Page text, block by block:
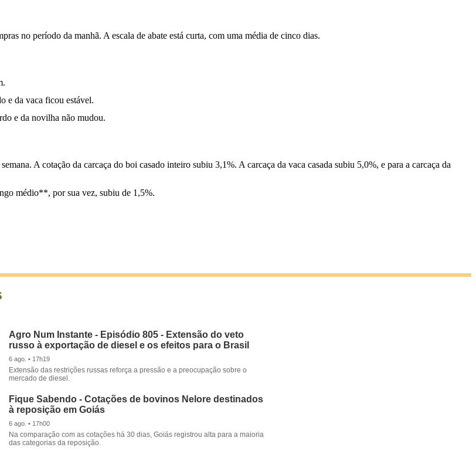
no período da manhã. A escala de abate está curta, com uma média de cinco dias.
e da vaca ficou estável.
e da novilha não mudou.
A cotação da carcaça do boi casado inteiro subiu 3,1%. A carcaça da vaca casada subiu 5,0%, e para a carcaça da
médio**, por sua vez, subiu de 1,5%.
Agro Num Instante - Episódio 805 - Extensão do veto
russo à exportação de diesel e os efeitos para o Brasil
6 ago. • 17h19
Extensão das restrições russas reforça a pressão e a preocupação sobre o
mercado de diesel.
Fique Sabendo - Cotações de bovinos Nelore destinados
à reposição em Goiás
6 ago. • 17h00
Na comparação com as cotações há 30 dias, Goiás registrou alta para a maioria
das categorias da reposição.